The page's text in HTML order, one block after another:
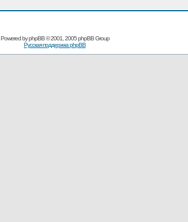
Powered byphpBB© 2001, 2005 phpBB Group
Русская поддержка phpBB